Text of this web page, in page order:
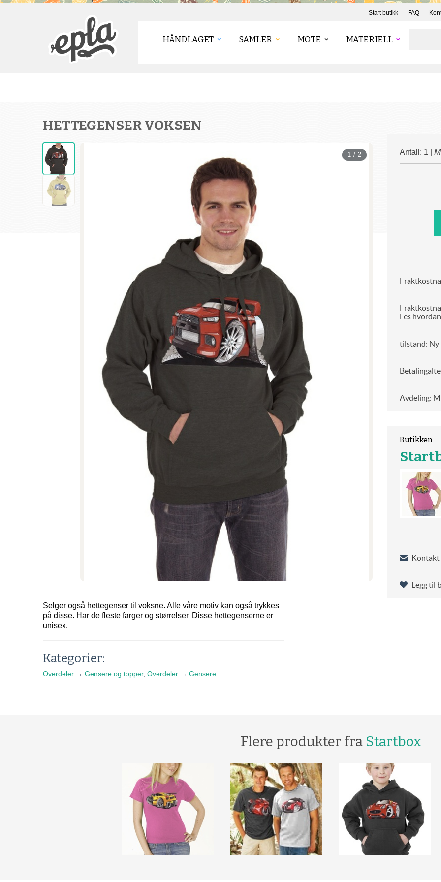
Start butikk FAQ
HÅNDLAGET SAMLER MOTE MATERIELL
HETTEGENSER VOKSEN
1 / 2
Selger også hettegenser til voksne. Alle våre motiv kan også trykkes
på disse. Har de fleste farger og størrelser. Disse hettegenserne er
unisex.
Kategorier:
Overdeler → Gensere og topper, Overdeler → Gensere
Antall: 1 |
Les
tilstand: Ny
Avdeling:
Butikken
Kontakt
Legg til
Flere produkter fra Startbox